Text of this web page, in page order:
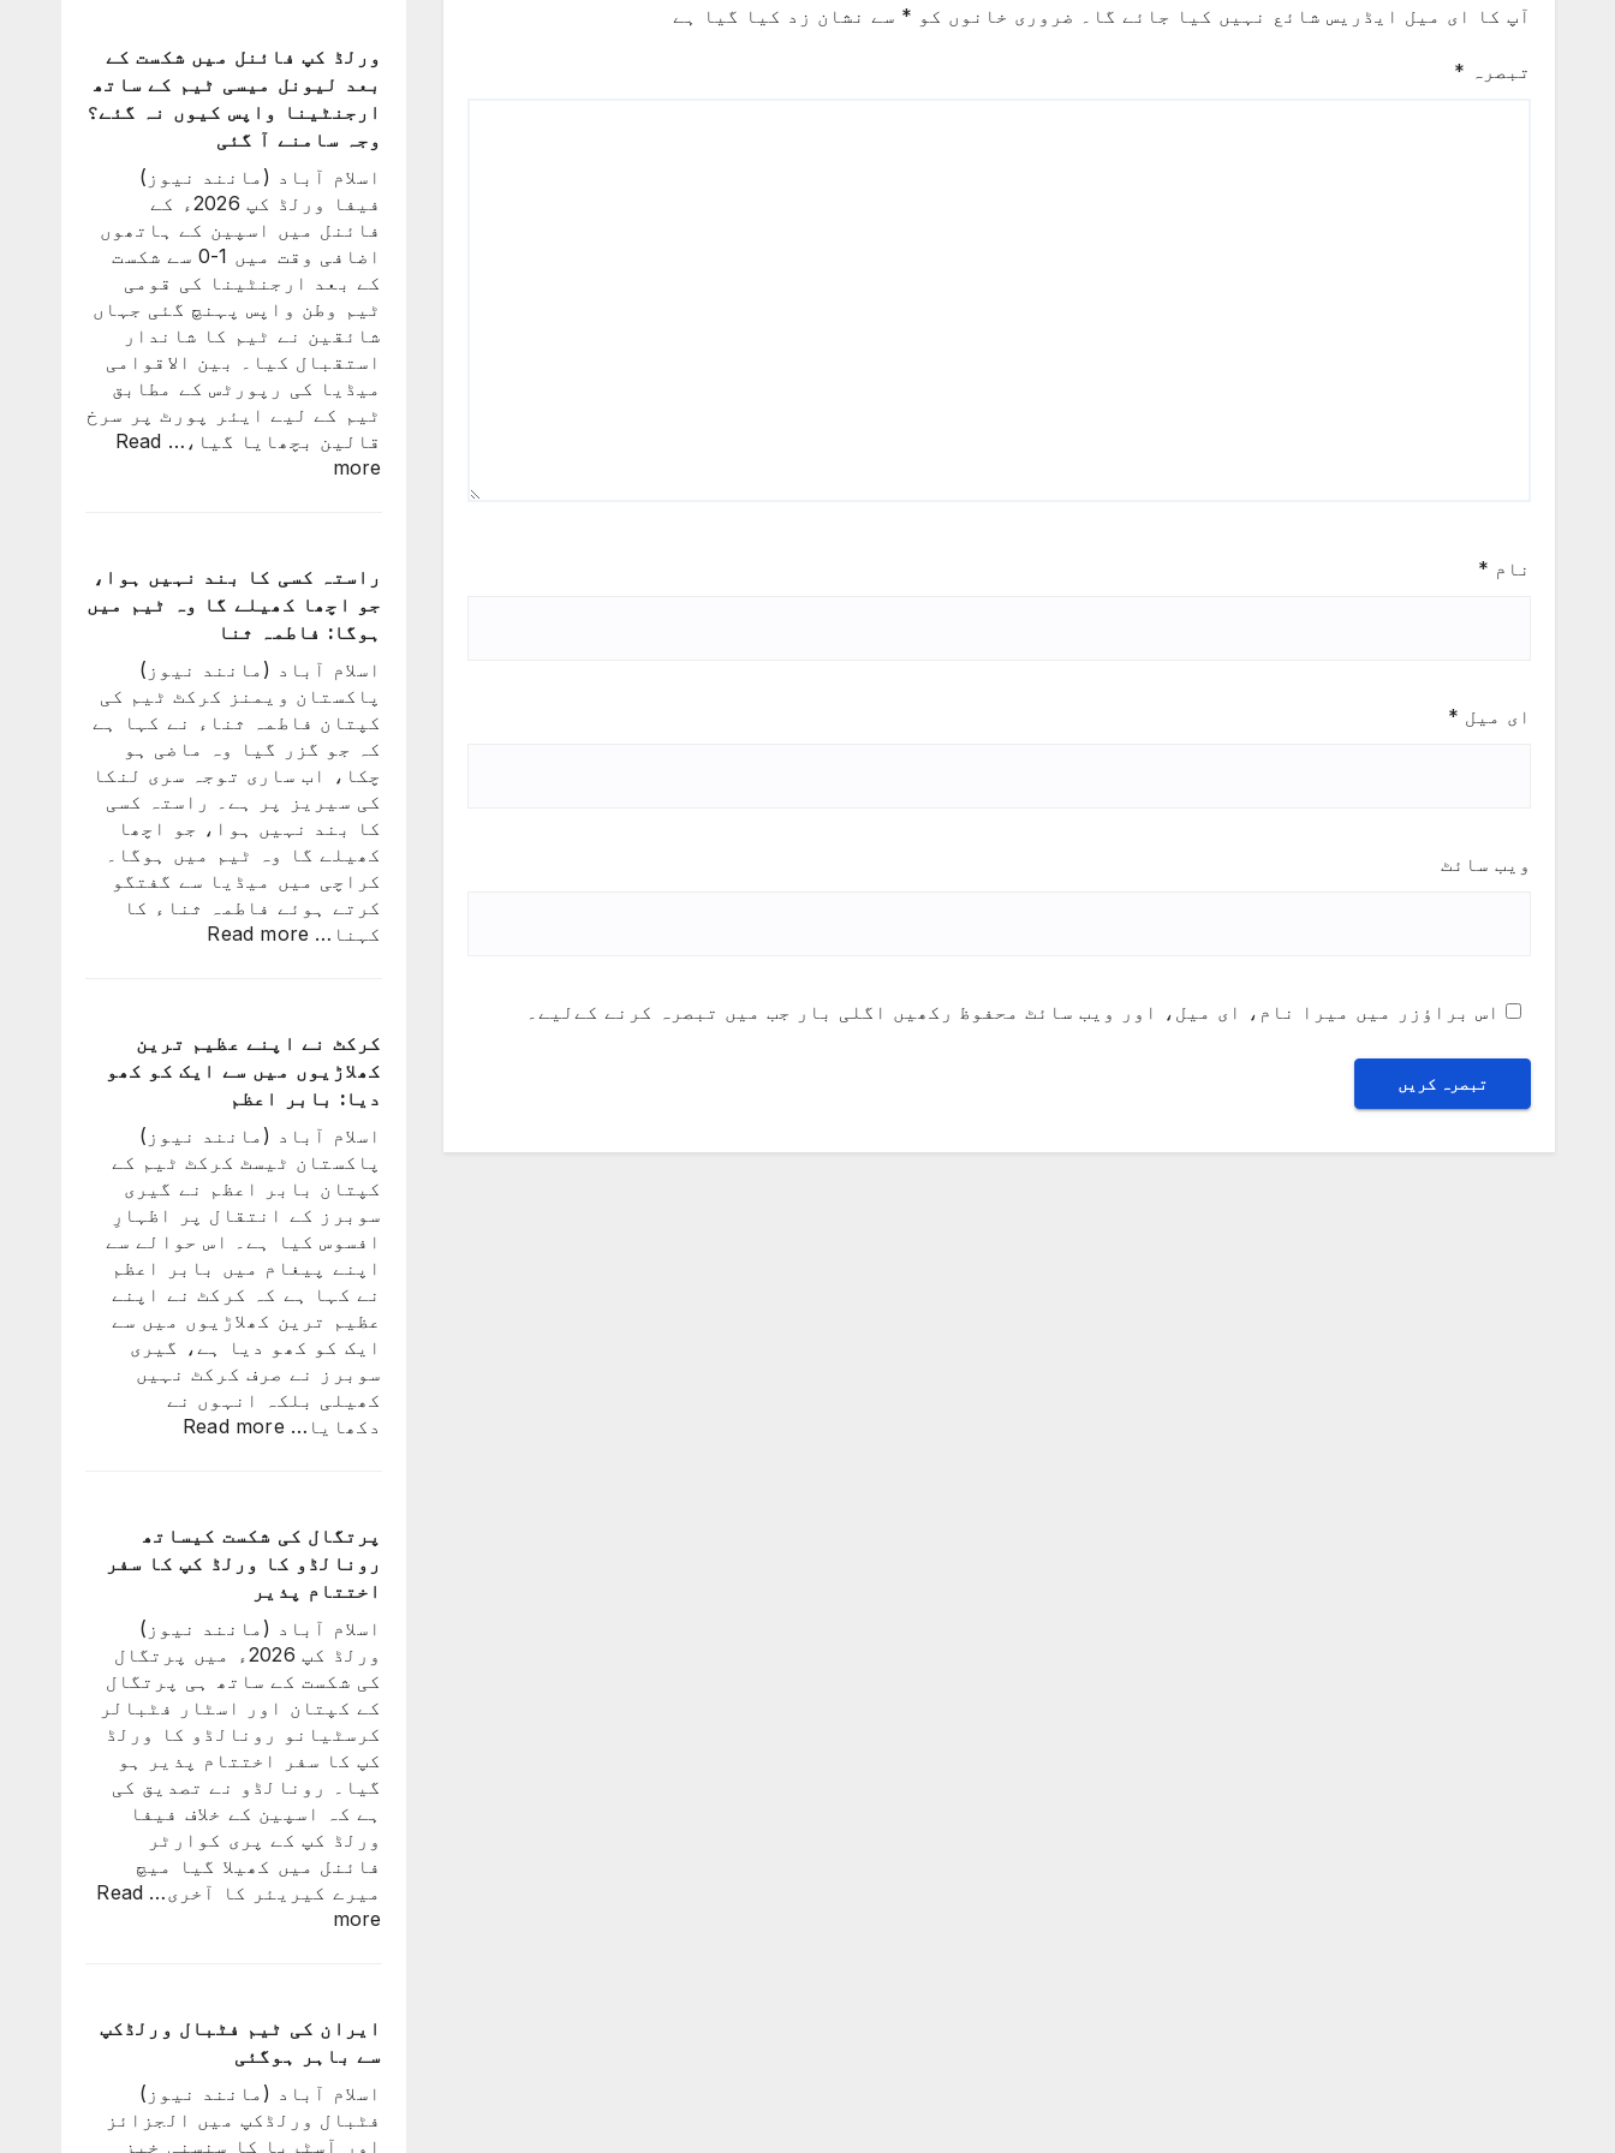
آپ کا ای میل ایڈریس شائع نہیں کیا جائے گا۔ ضروری خانوں کو * سے نشان زد کیا گیا ہے
تبصرہ *
نام *
ای میل *
ویب‌ سائٹ
اس براؤزر میں میرا نام، ای میل، اور ویب سائٹ محفوظ رکھیں اگلی بار جب میں تبصرہ کرنے کےلیے۔
ورلڈ
کپ
سے
کی
درخواست
پر
2
کروڑ
33
لاکھ
افراد
کے
دستخط
ورلڈ کپ فائنل میں شکست کے
بعد لیونل میسی ٹیم کے ساتھ
ارجنٹینا واپس کیوں نہ گئے؟
وجہ سامنے آ گئی
اسلام آباد (مانند نیوز)
فیفا ورلڈ کپ 2026ء کے
فائنل میں اسپین کے ہاتھوں
اضافی وقت میں 1-0 سے شکست
کے بعد ارجنٹینا کی قومی
ٹیم وطن واپس پہنچ گئی جہاں
شائقین نے ٹیم کا شاندار
استقبال کیا۔ بین الاقوامی
میڈیا کی رپورٹس کے مطابق
ٹیم کے لیے ایئر پورٹ پر سرخ
قالین بچھایا گیا،… Read
more
میں
شکست
کے
لیونل
میسی
ٹیم
کے
ساتھ
ارجنٹینا
واپس
کیوں
نہ
گئے؟
وجہ
راستہ کسی کا بند نہیں ہوا،
جو اچھا کھیلے گا وہ ٹیم میں
ہوگا: فاطمہ ثنا
اسلام آباد (مانند نیوز)
پاکستان ویمنز کرکٹ ٹیم کی
کپتان فاطمہ ثناء نے کہا ہے
کہ جو گزر گیا وہ ماضی ہو
چکا، اب ساری توجہ سری لنکا
کی سیریز پر ہے۔ راستہ کسی
کا بند نہیں ہوا، جو اچھا
کھیلے گا وہ ٹیم میں ہوگا۔
کراچی میں میڈیا سے گفتگو
کرتے ہوئے فاطمہ ثناء کا
کہنا… Read more
:
بند
نہیں
اچھا
کھیلے
گا
وہ
ٹیم
میں
ہوگا:
فاطمہ
ثنا
کرکٹ نے اپنے عظیم ترین
کھلاڑیوں میں سے ایک کو کھو
دیا: بابر اعظم
اسلام آباد (مانند نیوز)
پاکستان ٹیسٹ کرکٹ ٹیم کے
کپتان بابر اعظم نے گیری
سوبرز کے انتقال پر اظہارِ
افسوس کیا ہے۔ اس حوالے سے
اپنے پیغام میں بابر اعظم
نے کہا ہے کہ کرکٹ نے اپنے
عظیم ترین کھلاڑیوں میں سے
ایک کو کھو دیا ہے، گیری
سوبرز نے صرف کرکٹ نہیں
کھیلی بلکہ انہوں نے
دکھایا… Read more
:
عظیم
ترین
سے
ایک
کو
کھو
دیا:
بابر
اعظم
پرتگال کی شکست کیساتھ
رونالڈو کا ورلڈ کپ کا سفر
اختتام پذیر
اسلام آباد (مانند نیوز)
ورلڈ کپ 2026ء میں پرتگال
کی شکست کے ساتھ ہی پرتگال
کے کپتان اور اسٹار فٹبالر
کرسٹیانو رونالڈو کا ورلڈ
کپ کا سفر اختتام پذیر ہو
گیا۔ رونالڈو نے تصدیق کی
ہے کہ اسپین کے خلاف فیفا
ورلڈ کپ کے پری کوارٹر
فائنل میں کھیلا گیا میچ
میرے کیریئر کا آخری… Read
more
کیساتھ
رونالڈو
ورلڈ
کپ
ایران کی ٹیم فٹبال ورلڈکپ
سے باہر ہوگئی
اسلام آباد (مانند نیوز)
فٹبال ورلڈکپ میں الجزائز
اور آسٹریا کا سنسنی خیز